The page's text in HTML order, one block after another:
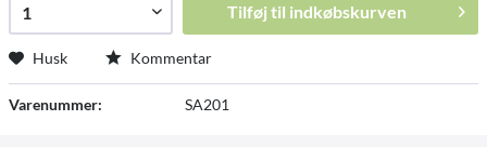
Tilføj til indkøbskurven
Husk Kommentar
Varenummer: SA201